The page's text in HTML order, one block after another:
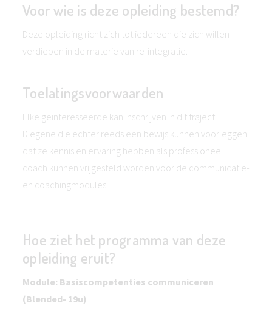
Voor wie is deze opleiding bestemd?
Deze opleiding richt zich tot iedereen die zich willen
verdiepen in de materie van re-integratie.
Toelatingsvoorwaarden
Elke geïnteresseerde kan inschrijven in dit traject.
Diegene die echter reeds een bewijs kunnen voorleggen
dat ze kennis en ervaring hebben als professioneel
coach kunnen vrijgesteld worden voor de communicatie-
en coachingmodules.
Hoe ziet het programma van deze
opleiding eruit?
Module: Basiscompetenties communiceren
(Blended- 19u)